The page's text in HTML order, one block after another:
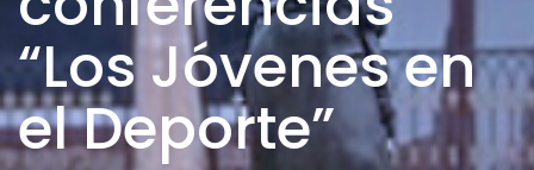
“Los Jóvenes en
el Deporte”